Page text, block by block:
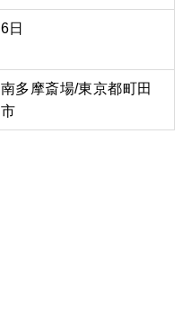
6日
南多摩斎場/東京都町田
市